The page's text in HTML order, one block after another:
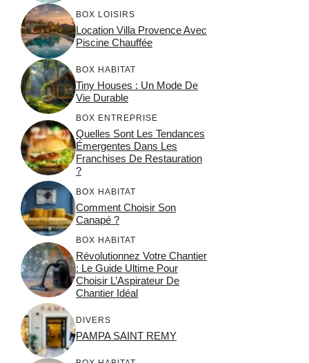
BOX LOISIRS
Location Villa Provence Avec
Piscine Chauffée
BOX HABITAT
Tiny Houses : Un Mode De
Vie Durable
BOX ENTREPRISE
Quelles Sont Les Tendances
Émergentes Dans Les
Franchises De Restauration
?
BOX HABITAT
Comment Choisir Son
Canapé ?
BOX HABITAT
Révolutionnez Votre Chantier
: Le Guide Ultime Pour
Choisir L’Aspirateur De
Chantier Idéal
DIVERS
PAMPA SAINT REMY